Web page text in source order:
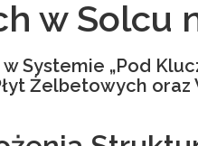
w Solcu
Systemie „Pod
Żelbetowych